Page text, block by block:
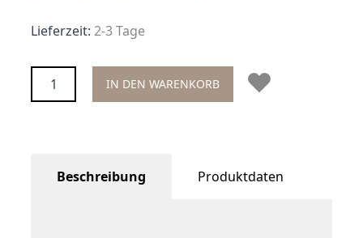
Lieferzeit: 2-3 Tage
Menge IN DEN WARENKORB
Beschreibung Produktdaten